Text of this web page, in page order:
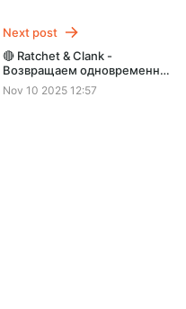
Next post
🔴 Ratchet & Clank -
Возвращаем одновременно
ретро игры и прохождения
на канал
Nov 10 2025 12:57